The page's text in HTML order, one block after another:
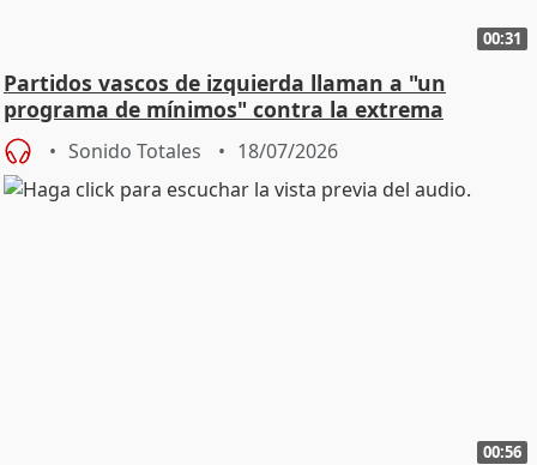
00:31
Partidos vascos de izquierda llaman a "un
programa de mínimos" contra la extrema
derecha
Sonido Totales 18/07/2026
00:56